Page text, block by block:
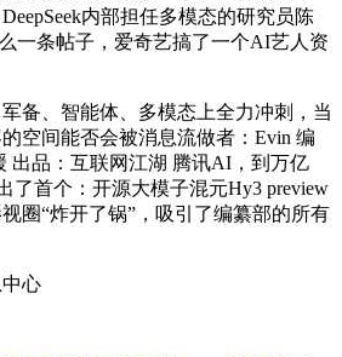
内部担任多模态的研究员陈
一条帖子，爱奇艺搞了一个AI艺人资
、智能体、多模态上全力冲刺，当
空间能否会被消息流做者：Evin 编
出品：互联网江湖 腾讯AI，到万亿
了首个：开源大模子混元Hy3 preview
圈“炸开了锅”，吸引了编纂部的所有
心